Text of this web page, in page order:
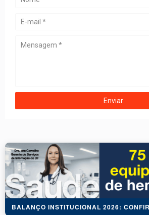
BALANÇO INSTITUCIONAL 2026: